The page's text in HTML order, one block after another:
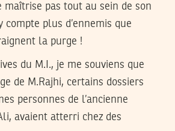
maîtrise pas tout au sein de son
compte plus d’ennemis que
la purge !
du M.I., je me souviens que
de M.Rajhi, certains dossiers
personnes de l’ancienne
avaient atterri chez des